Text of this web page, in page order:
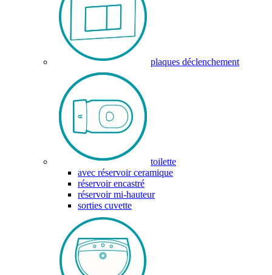
plaques déclenchement
toilette
avec réservoir ceramique
réservoir encastré
réservoir mi-hauteur
sorties cuvette